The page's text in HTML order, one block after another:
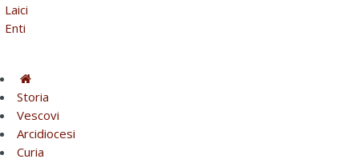
Laici
Enti
Storia
Vescovi
Arcidiocesi
Curia